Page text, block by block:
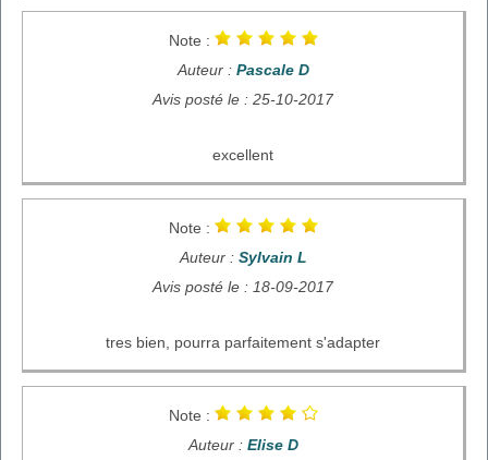
Note :
Auteur : Pascale D
Avis posté le : 25-10-2017
excellent
Note :
Auteur : Sylvain L
Avis posté le : 18-09-2017
tres bien, pourra parfaitement s'adapter
Note :
Auteur : Elise D